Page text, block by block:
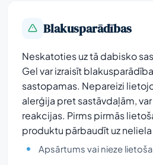
Blakusparādības
Neskatoties uz tā dabisko
Gel var izraisīt
sastopamas. Nepareizi
alerģija pret sastāvdaļām,
reakcijas. Pirms pirmās
produktu pārbaudīt uz
Apsārtums vai nieze